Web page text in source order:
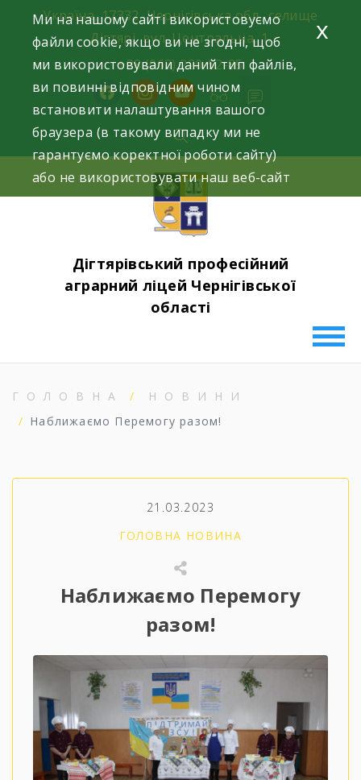
content
Україна, 17332, Чернігівська обл., селище
Дігтярі, вул. Центральна, 1.
+38 (063) 220-52-85
facebookinstagramyoutube
Дігтярівський професійний
аграрний ліцей Чернігівської
області
ГОЛОВНА
НОВИНИ
Наближаємо Перемогу разом!
21.03.2023
ГОЛОВНА НОВИНА
Наближаємо Перемогу
разом!
Ми на нашому сайті використовуємо
файли cookie, якщо ви не згодні, щоб
ми використовували даний тип файлів,
ви повинні відповідним чином
встановити налаштування вашого
браузера (в такому випадку ми не
гарантуємо коректної роботи сайту)
або не використовувати наш веб-сайт
x